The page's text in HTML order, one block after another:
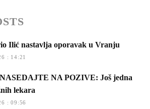
Ilić nastavlja oporavak u Vranju
: 14:21
NA POZIVE: Još jedna
lekara
: 09:56